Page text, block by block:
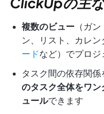
複数のビュー （ガ
ン、リスト、カレン
ードなど）でプロジ
タスク間の依存関係
のタスク全体をワ
ュールできます